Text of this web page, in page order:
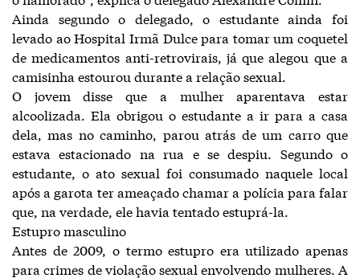
Ainda segundo o delegado, o estudante ainda foi
levado ao Hospital Irmã Dulce para tomar um coquetel
de medicamentos anti-retrovirais, já que alegou que a
camisinha estourou durante a relação sexual.
O jovem disse que a mulher aparentava estar
alcoolizada. Ela obrigou o estudante a ir para a casa
dela, mas no caminho, parou atrás de um carro que
estava estacionado na rua e se despiu. Segundo o
estudante, o ato sexual foi consumado naquele local
após a garota ter ameaçado chamar a polícia para falar
que, na verdade, ele havia tentado estuprá-la.
Estupro masculino
Antes de 2009, o termo estupro era utilizado apenas
para crimes de violação sexual envolvendo mulheres. A